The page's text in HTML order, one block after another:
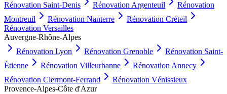
Rénovation Saint-Denis Rénovation Argenteuil
Rénovation
Montreuil
Rénovation Nanterre Rénovation Créteil
Rénovation Versailles
Auvergne-Rhône-Alpes
Rénovation Lyon Rénovation Grenoble Rénovation Saint-
Étienne
Rénovation Villeurbanne Rénovation Annecy
Rénovation Clermont-Ferrand Rénovation Vénissieux
Provence-Alpes-Côte d'Azur